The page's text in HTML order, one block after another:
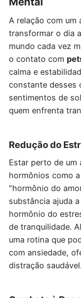
A relação com um
transformar o dia
mundo cada vez
o contato com
calma e
constante desses
sentimentos de
quem enfrenta
Redução do
Estar perto de um
hormônios como
"hormônio do
substância ajuda
hormônio do
de tranquilidade.
uma rotina que
com ansiedade,
distração